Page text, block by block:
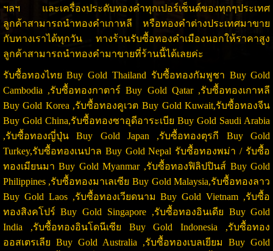
ฯลฯ และเครื่องประดับทองคำทุกเปอร์เซ็นต์ของทุกๆประเทศ
ลูกค้าสามารถนำทองคำเกาหลี หรือทองคำต่างประเทศมาขาย
กับทางเราได้ทุกวัน ทางร้านรับซื้อทองคำเมืองนอกให้ราคาสูง
ลูกค้าสามารถนำทองคำมาขายที่ร้านนี้ได้เลยค่ะ
รับซื้อทองไทย Buy Gold Thailand รับซื้อทองกัมพูชา Buy Gold
Cambodia ,รับซื้อทองกาตาร์ Buy Gold Qatar ,รับซื้อทองเกาหลี
Buy Gold Korea ,รับซื้อทองคูเวต Buy Gold Kuwait,รับซื้อทองจีน
Buy Gold China,รับซื้อทองซาอุดีอาระเบีย Buy Gold Saudi Arabia
,รับซื้อทองญี่ปุ่น Buy Gold Japan ,รับซื้อทองตุรกี Buy Gold
Turkey,รับซื้อทองเนปาล Buy Gold Nepal รับซื้อทองพม่า / รับซื้อ
ทองเมียนมา Buy Gold Myanmar ,รับซื้อทองฟิลิปปินส์ Buy Gold
Philippines ,รับซื้อทองมาเลเซีย Buy Gold Malaysia,รับซื้อทองลาว
Buy Gold Laos ,รับซื้อทองเวียดนาม Buy Gold Vietnam ,รับซื้อ
ทองสิงคโปร์ Buy Gold Singapore ,รับซื้อทองอินเดีย Buy Gold
India ,รับซื้อทองอินโดนีเซีย Buy Gold Indonesia ,รับซื้อทอง
ออสเตรเลีย Buy Gold Australia ,รับซื้อทองเบลเยียม Buy Gold